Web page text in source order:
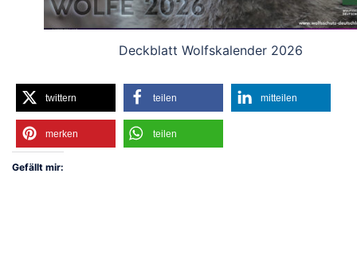
Deckblatt Wolfskalender 2026
twittern teilen mitteilen
merken teilen
Gefällt mir: